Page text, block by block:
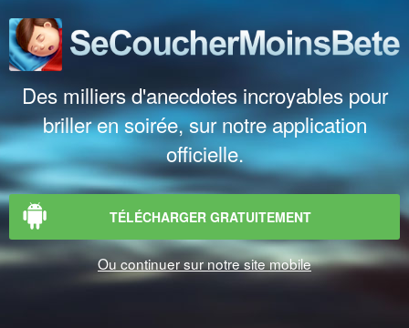
Des milliers d'anecdotes incroyables pour
briller en soirée, sur notre application
officielle.
TÉLÉCHARGER GRATUITEMENT
Ou continuer sur notre site mobile